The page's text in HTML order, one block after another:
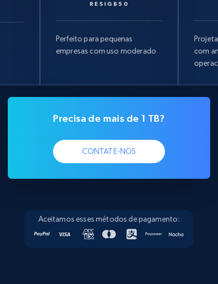
RESIGB50
Perfeito para pequenas
empresas com uso moderado
com
Precisa de mais de 1 TB?
CONTATE-NOS
Aceitamos esses métodos de pagamento: